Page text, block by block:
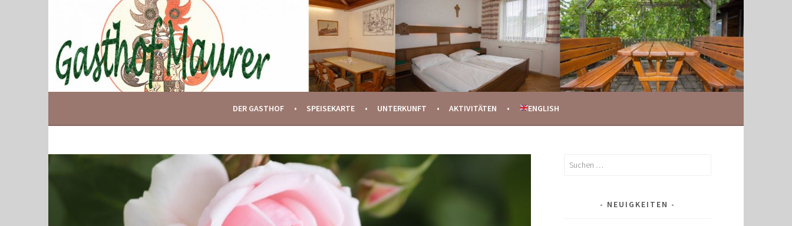
GASTHOF MAURER
IHR GASTHOF IN GLOGGNITZ
DER GASTHOF SPEISEKARTE UNTERKUNFT AKTIVITÄTEN ENGLISH
Suchen
NEUIGKEITEN